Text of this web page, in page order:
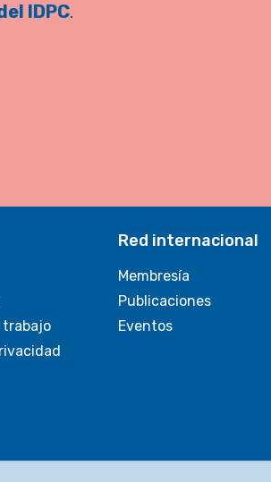
IDPC.
trabajo
Red internacional
Membresía
Publicaciones
Eventos